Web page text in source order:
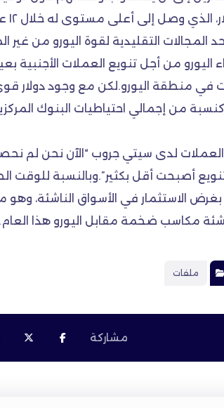
له خلال ١٢ عاما مقابل عملات الشركاء التجاريين الأسبوع الماضي.
المجالات التقليدية لقوة اليورو من غير
اليورو من أجل تنويع العملات
في منطقة اليورو.لكن مع وجود دولار
العملات لدى سيتي جروب “الآن نحن لم
أصبحت أقل بكثير”.وبالنسبة للوقت
الاستثمار في الأسواق الناشئة، وهو
مكاسب ضخمة مقابل اليورو هذا العام.
ملفات